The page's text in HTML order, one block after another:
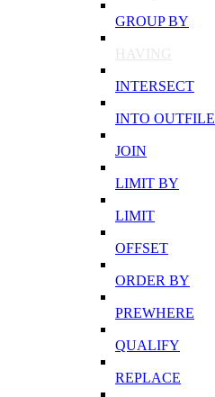
GROUP BY
HAVING
INTERSECT
INTO OUTFILE
JOIN
LIMIT BY
LIMIT
OFFSET
ORDER BY
PREWHERE
QUALIFY
REPLACE